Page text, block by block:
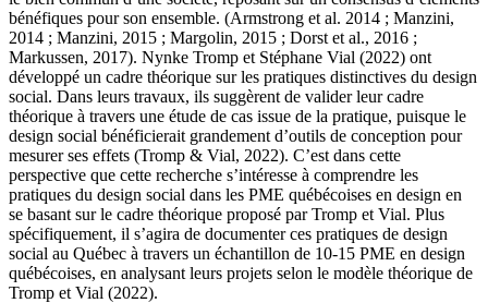
bénéfiques pour son ensemble. (Armstrong et al. 2014 ; Manzini,
2014 ; Manzini, 2015 ; Margolin, 2015 ; Dorst et al., 2016 ;
Markussen, 2017). Nynke Tromp et Stéphane Vial (2022) ont
développé un cadre théorique sur les pratiques distinctives du design
social. Dans leurs travaux, ils suggèrent de valider leur cadre
théorique à travers une étude de cas issue de la pratique, puisque le
design social bénéficierait grandement d’outils de conception pour
mesurer ses effets (Tromp & Vial, 2022). C’est dans cette
perspective que cette recherche s’intéresse à comprendre les
pratiques du design social dans les PME québécoises en design en
se basant sur le cadre théorique proposé par Tromp et Vial. Plus
spécifiquement, il s’agira de documenter ces pratiques de design
social au Québec à travers un échantillon de 10-15 PME en design
québécoises, en analysant leurs projets selon le modèle théorique de
Tromp et Vial (2022).